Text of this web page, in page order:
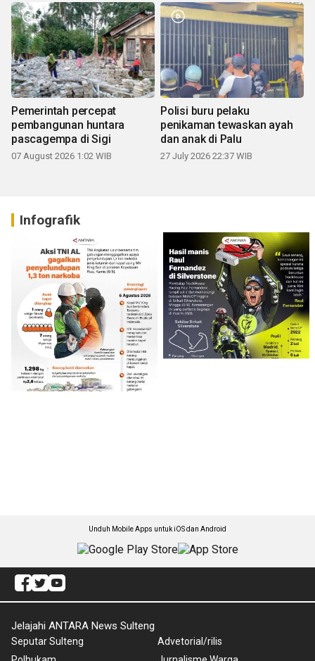
Pemerintah percepat
pembangunan huntara
pascagempa di Sigi
07 August 2026 1:02 WIB
Polisi buru pelaku
penikaman tewaskan ayah
dan anak di Palu
27 July 2026 22:37 WIB
Infografik
Unduh Mobile Apps untuk iOS dan Android
Jelajahi ANTARA News Sulteng
Seputar Sulteng
Advetorial/rilis